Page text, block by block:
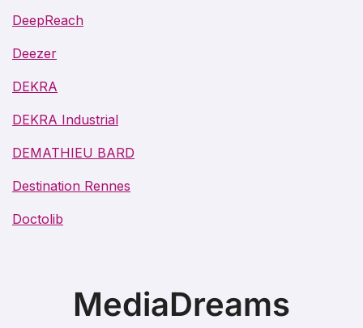
DeepReach
Deezer
DEKRA
DEKRA Industrial
DEMATHIEU BARD
Destination Rennes
Doctolib
MediaDreams